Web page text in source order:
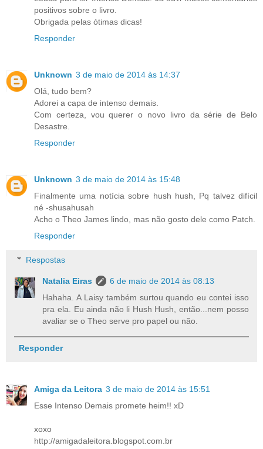
positivos sobre o livro.
Obrigada pelas ótimas dicas!
Responder
Unknown 3 de maio de 2014 às 14:37
Olá, tudo bem?
Adorei a capa de intenso demais.
Com certeza, vou querer o novo livro da série de Belo
Desastre.
Responder
Unknown 3 de maio de 2014 às 15:48
Finalmente uma notícia sobre hush hush, Pq talvez difícil
né -shusahusah
Acho o Theo James lindo, mas não gosto dele como Patch.
Responder
Respostas
Natalia Eiras
6 de maio de 2014 às 08:13
Hahaha. A Laisy também surtou quando eu contei isso
pra ela. Eu ainda não li Hush Hush, então...nem posso
avaliar se o Theo serve pro papel ou não.
Responder
Amiga da Leitora 3 de maio de 2014 às 15:51
Esse Intenso Demais promete heim!! xD
xoxo
http://amigadaleitora.blogspot.com.br